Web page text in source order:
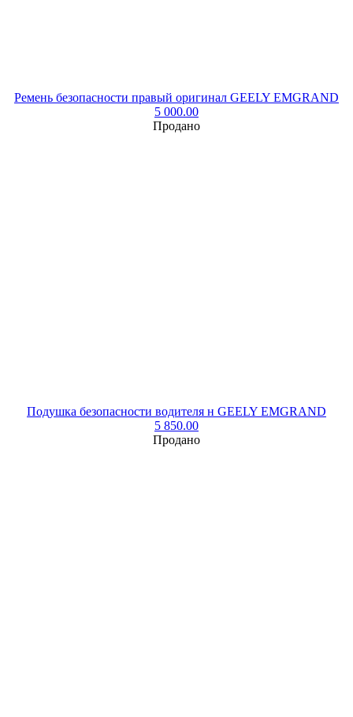
Ремень безопасности правый оригинал GEELY EMGRAND
5 000.00
Продано
Подушка безопасности водителя н GEELY EMGRAND
5 850.00
Продано